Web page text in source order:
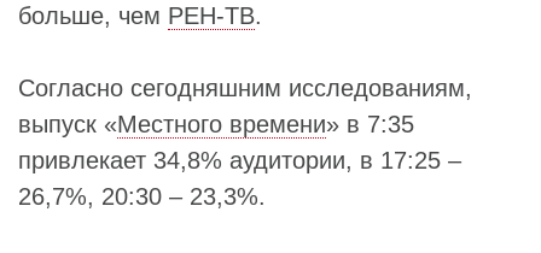
больше, чем РЕН-ТВ.
Согласно сегодняшним исследованиям,
выпуск «Местного времени» в 7:35
привлекает 34,8% аудитории, в 17:25 –
26,7%, 20:30 – 23,3%.